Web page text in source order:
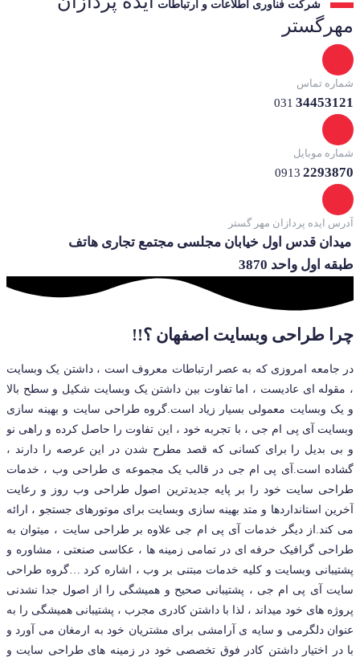
شرکت فناوری اطلاعات و ارتباطات
مهرگستر
شماره تماس
031 34453121
شماره موبایل
0913 2293870
آدرس ایده پردازان مهر گستر
میدان قدس اول خیابان مجلسی مجتمع تجاری هاتف
طبقه اول واحد 3870
چرا طراحی وبسایت اصفهان ؟!!
در جامعه امروزی که به عصر ارتباطات معروف است ، داشتن یک وبسایت
، مقوله ای عادیست ، اما تفاوت بین داشتن یک وبسایت شکیل و سطح بالا
و یک وبسایت معمولی بسیار زیاد است.گروه طراحی سایت و بهینه سازی
وبسایت آی پی ام جی ، با تجربه خود ، این تفاوت را حاصل کرده و راهی نو
و بی بدیل را برای کسانی که قصد مطرح شدن در این عرصه را دارند ،
گشاده است.آی پی ام جی در قالب یک مجموعه ی طراحی وب ، خدمات
طراحی سایت خود را بر پایه جدیدترین اصول طراحی وب روز و رعایت
آخرین استانداردها و متد بهینه سازی وبسایت برای موتورهای جستجو ، ارائه
می کند.از دیگر خدمات آی پی ام جی علاوه بر طراحی سایت ، میتوان به
طراحی گرافیک حرفه ای در تمامی زمینه ها ، عکاسی صنعتی ، مشاوره و
پشتیبانی وبسایت و کلیه خدمات مبتنی بر وب ، اشاره کرد …گروه طراحی
سایت آی پی ام جی ، پشتیبانی صحیح و همیشگی را از اصول جدا نشدنی
پروژه های خود میداند ، لذا با داشتن کادری مجرب ، پشتیبانی همیشگی را به
عنوان دلگرمی و سایه ی آرامشی برای مشتریان خود به ارمغان می آورد و
با در اختیار داشتن کادر فوق تخصصی خود در زمینه های طراحی سایت و